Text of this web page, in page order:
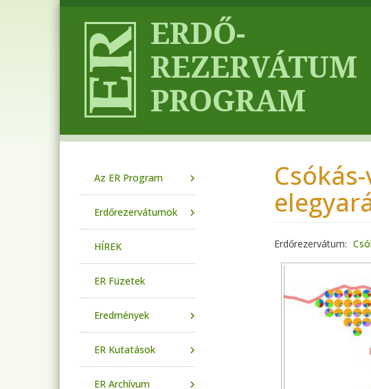
Erdőrezervátum
Az ER Program
Erdőrezervátumok
HÍREK
ER Füzetek
Eredmények
ER Kutatások
ER Archívum